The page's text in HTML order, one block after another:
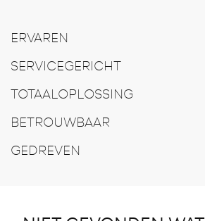
ERVAREN
SERVICEGERICHT
TOTAALOPLOSSING
BETROUWBAAR
GEDREVEN